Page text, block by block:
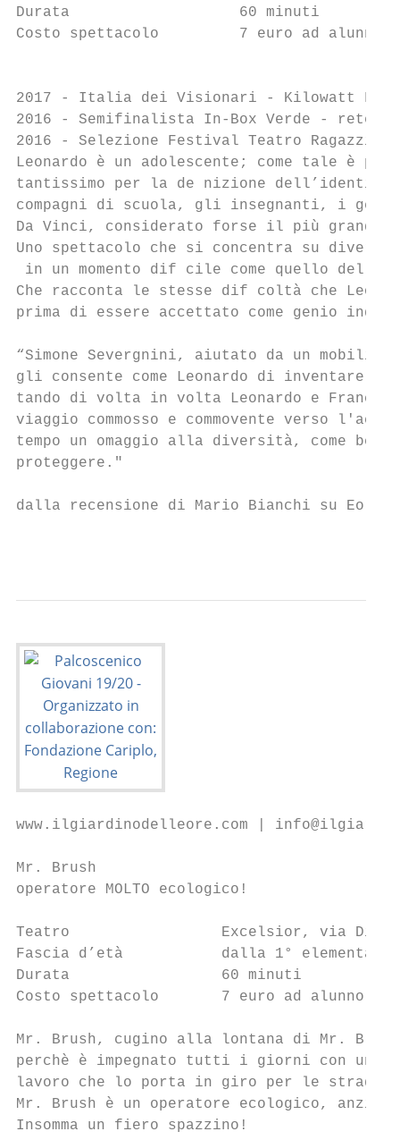
Durata                   60 minuti
Costo spettacolo         7 euro ad
2017 - Italia dei Visionari - Kilowatt
2016 - Semifinalista In-Box Verde - rete
2016 - Selezione Festival Teatro Ragazzi -
Leonardo è un adolescente; come tale è
tantissimo per la de nizione
compagni di scuola, gli insegnanti, i
Da Vinci, considerato forse il più grande
Uno spettacolo che si concentra su
in un momento dif cile come quello
Che racconta le stesse dif coltà che
prima di essere accettato come genio
“Simone Severgnini, aiutato da un
gli consente come Leonardo di inventare
tando di volta in volta Leonardo e
viaggio commosso e commovente verso
tempo un omaggio alla diversità, come
proteggere."
dalla recensione di Mario Bianchi su Eolo
www.ilgiardinodelleore.com |
Mr. Brush
operatore MOLTO ecologico!
Teatro                 Excelsior, via
Fascia d’età           dalla 1° elementare
Durata                 60 minuti
Costo spettacolo       7 euro ad alunno
Mr. Brush, cugino alla lontana di Mr.
perchè è impegnato tutti i giorni con un
lavoro che lo porta in giro per le strade
Mr. Brush è un operatore ecologico, anzi un
Insomma un fiero spazzino!